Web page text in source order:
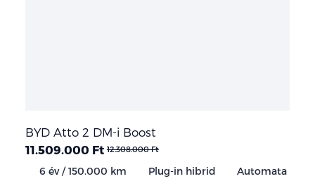
BYD Atto 2 DM-i Boost
11.509.000 Ft 12.308.000 Ft
6 év / 150.000 km Plug-in hibrid
Automata